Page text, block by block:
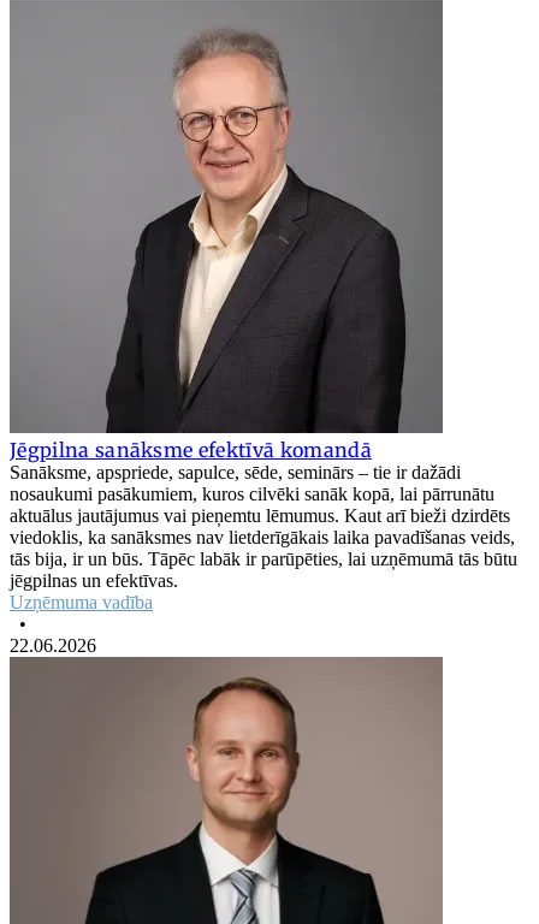
Jēgpilna sanāksme efektīvā komandā
Sanāksme, apspriede, sapulce, sēde, seminārs – tie ir dažādi
nosaukumi pasākumiem, kuros cilvēki sanāk kopā, lai pārrunātu
aktuālus jautājumus vai pieņemtu lēmumus. Kaut arī bieži dzirdēts
viedoklis, ka sanāksmes nav lietderīgākais laika pavadīšanas veids,
tās bija, ir un būs. Tāpēc labāk ir parūpēties, lai uzņēmumā tās būtu
jēgpilnas un efektīvas.
Uzņēmuma vadība
•
22.06.2026